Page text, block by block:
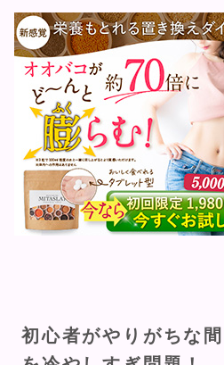
初心者がやりがちな